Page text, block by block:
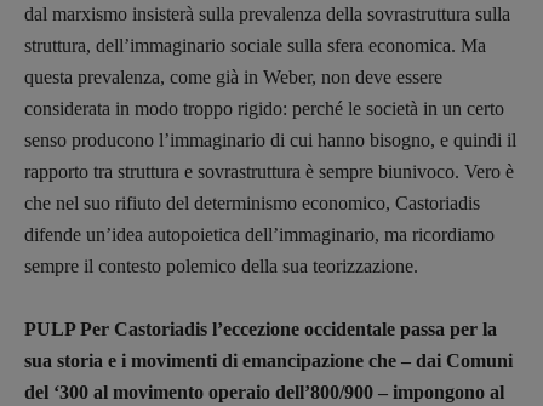
dal marxismo insisterà sulla prevalenza della sovrastruttura sulla
struttura, dell’immaginario sociale sulla sfera economica. Ma
questa prevalenza, come già in Weber, non deve essere
considerata in modo troppo rigido: perché le società in un certo
senso producono l’immaginario di cui hanno bisogno, e quindi il
rapporto tra struttura e sovrastruttura è sempre biunivoco. Vero è
che nel suo rifiuto del determinismo economico, Castoriadis
difende un’idea autopoietica dell’immaginario, ma ricordiamo
sempre il contesto polemico della sua teorizzazione.
PULP Per Castoriadis l’eccezione occidentale passa per la
sua storia e i movimenti di emancipazione che – dai Comuni
del ‘300 al movimento operaio dell’800/900 – impongono al